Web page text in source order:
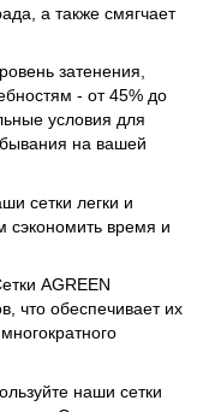
а также смягчает
затенения,
- от 45% до
условия для
на вашей
сетки легки и
сэкономить время и
AGREEN
что обеспечивает их
наши сетки